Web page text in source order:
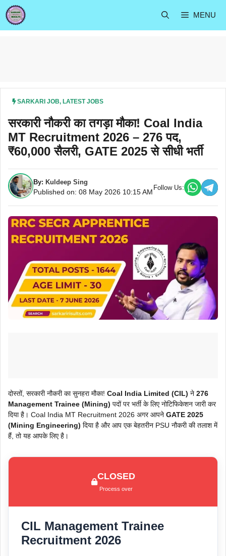
Skip
to
content
MENU
SARKARI JOB, LATEST JOBS
सरकारी नौकरी का तगड़ा मौका! Coal India
MT Recruitment 2026 – 276 पद,
₹60,000 सैलरी, GATE 2025 से सीधी भर्ती
By: Kuldeep Sing
Published on: 08 May 2026 10:15 AM
Follow Us:
दोस्तों, सरकारी नौकरी का सुनहरा मौका! Coal India Limited (CIL) ने 276
Management Trainee (Mining) पदों पर भर्ती के लिए नोटिफिकेशन जारी कर
दिया है। Coal India MT Recruitment 2026 अगर आपने GATE 2025
(Mining Engineering) दिया है और आप एक बेहतरीन PSU नौकरी की तलाश में
हैं, तो यह आपके लिए है।
CLOSED
Process over
CIL Management Trainee
Recruitment 2026